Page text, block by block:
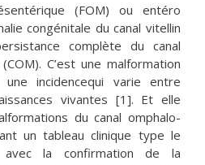
(FOM) ou entéro
congénitale du canal vitellin
complète du canal
C’est une malformation
incidencequi varie entre
vivantes [1]. Et elle
du canal omphalo-
un tableau clinique type le
la confirmation de la